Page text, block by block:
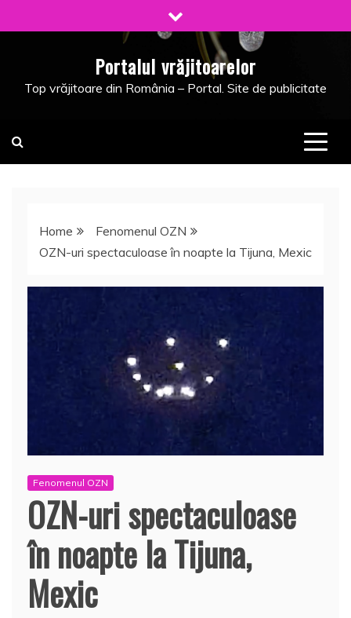
to
Portalul vrăjitoarelor
Top vrăjitoare din România – Portal. Site de publicitate
Home
Fenomenul OZN
OZN-uri spectaculoase în noapte la Tijuna, Mexic
Fenomenul OZN
OZN-uri spectaculoase
în noapte la Tijuna,
Mexic